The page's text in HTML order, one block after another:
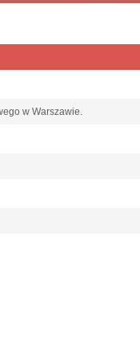
w Warszawie.